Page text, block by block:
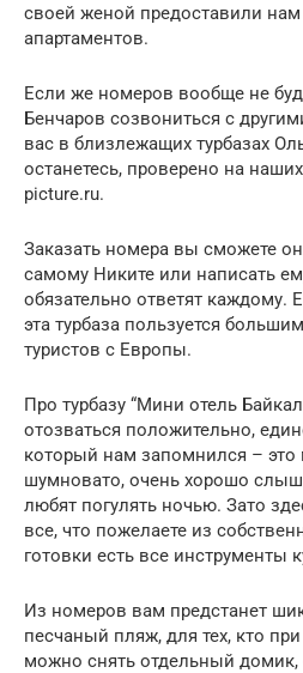
своей женой предоставили
апартаментов.
Если же номеров вообще не
Бенчаров созвониться с
вас в близлежащих турбазах
останетесь, проверено на
picture.ru.
Заказать номера вы сможете
самому Никите или написать
обязательно ответят каждому.
эта турбаза пользуется
туристов с Европы.
Про турбазу “Мини отель
отозваться положительно,
который нам запомнился – это
шумновато, очень хорошо
любят погулять ночью. Зато
все, что пожелаете из
готовки есть все инструменты
Из номеров вам предстанет
песчаный пляж, для тех, кто
можно снять отдельный домик,